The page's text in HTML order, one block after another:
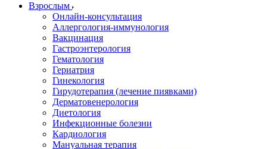
Взрослым
Онлайн-консультация
Аллергология-иммунология
Вакцинация
Гастроэнтерология
Гематология
Гериатрия
Гинекология
Гирудотерапия (лечение пиявками)
Дерматовенерология
Диетология
Инфекционные болезни
Кардиология
Мануальная терапия